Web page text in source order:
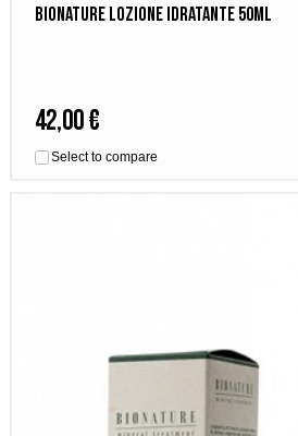
Bionature Lozione Idratante 50ml
42,00 €
Select to compare